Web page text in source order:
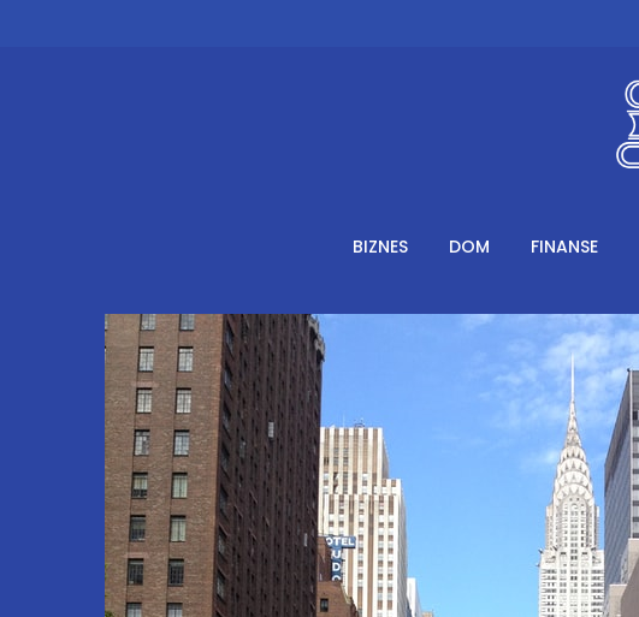
BIZNES DOM FINANSE